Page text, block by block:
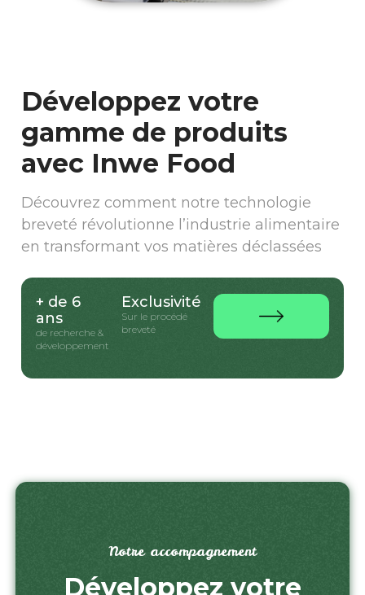
Développez votre
gamme de produits
avec Inwe Food
Découvrez comment notre technologie
breveté révolutionne l’industrie alimentaire
en transformant vos matières déclassées
+ de 6
ans
de recherche &
développement
Exclusivité
Sur le procédé
breveté
Notre accompagnement
Développez votre